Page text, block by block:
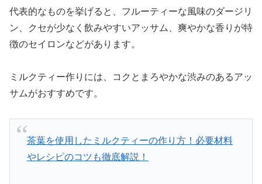
代表的なものを挙げると、フルーティーな風味のダージリ
ン、クセが少なく飲みやすいアッサム、爽やかな香りが特
徴のセイロンなどがあります。
ミルクティー作りには、コクとまろやかな渋みのあるアッ
サムがおすすめです。
茶葉を使用したミルクティーの作り方！必要材料
やレシピのコツも徹底解説！